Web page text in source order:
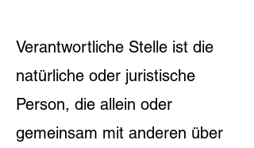
Verantwortliche Stelle ist die
natürliche oder juristische
Person, die allein oder
gemeinsam mit anderen über